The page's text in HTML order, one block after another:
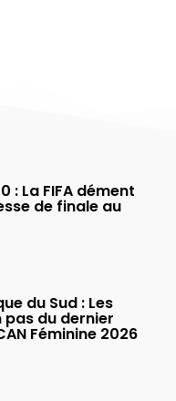
: La FIFA dément
de finale au
du Sud : Les
pas du dernier
Féminine 2026